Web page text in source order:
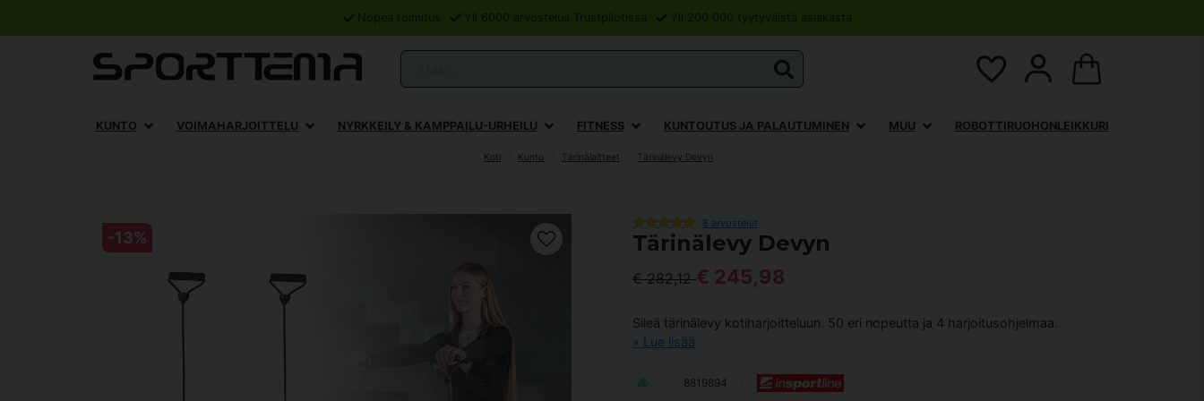
Nopea toimitus Yli 6000 arvostelua Trustpilotissa Yli 200 000 tyytyväistä asiakasta
KUNTO VOIMAHARJOITTELU NYRKKEILY & KAMPPAILU-URHEILU FITNESS KUNTOUTUS JA PALAUTUMINEN MUU ROBOTTIRUOHONLEIKKURI
Koti Kunto Tärinälaitteet Tärinälevy Devyn
-13%
8 arvostelut
Tärinälevy Devyn
€ 282,12€ 245,98
Sileä tärinälevy kotiharjoitteluun. 50 eri nopeutta ja 4 harjoitusohjelmaa.
Lue lisää
8819894